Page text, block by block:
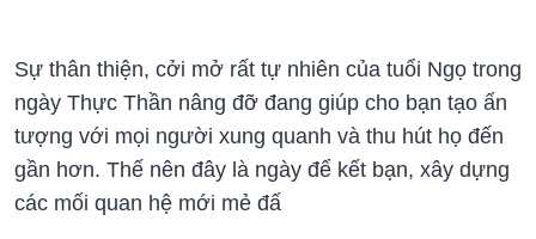
Sự thân thiện, cởi mở rất tự nhiên của tuổi Ngọ trong
ngày Thực Thần nâng đỡ đang giúp cho bạn tạo ấn
tượng với mọi người xung quanh và thu hút họ đến
gần hơn. Thế nên đây là ngày để kết bạn, xây dựng
các mối quan hệ mới mẻ đấ